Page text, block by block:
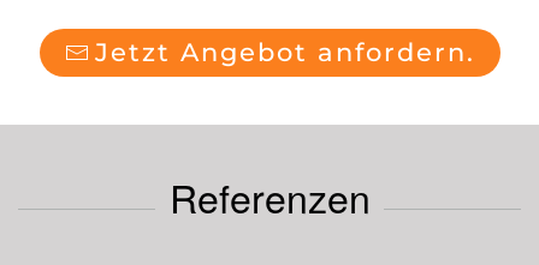
Jetzt Angebot anfordern.
Referenzen